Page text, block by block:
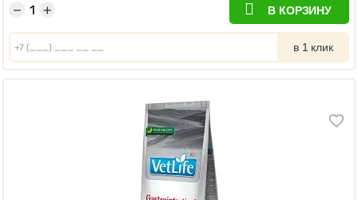
+
− В КОРЗИНУ
в 1 клик